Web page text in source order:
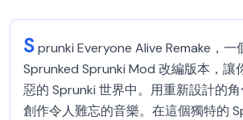
Sprunki Everyone Alive Remake，一
Sprunked Sprunki Mod 改編版本，讓
惡的 Sprunki 世界中。用重新設計的
創作令人難忘的音樂。在這個獨特的